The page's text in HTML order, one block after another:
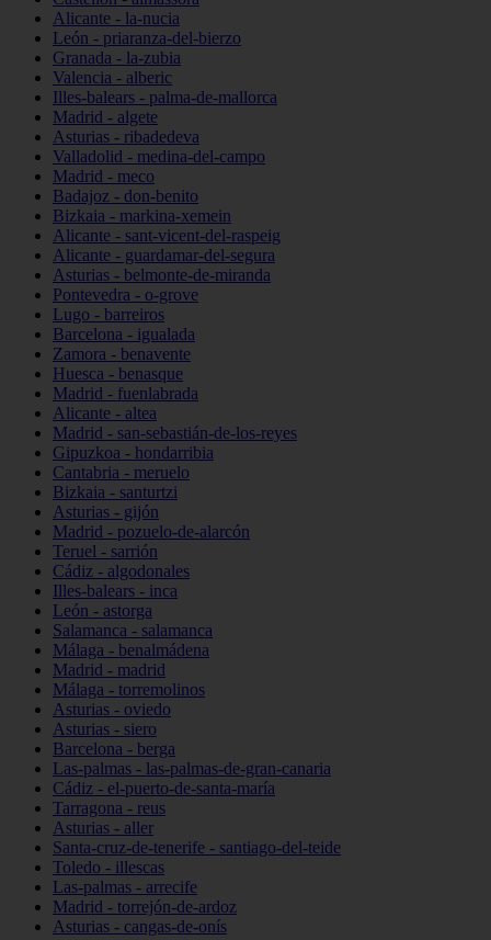
Alicante - la-nucia
León - priaranza-del-bierzo
Granada - la-zubia
Valencia - alberic
Illes-balears - palma-de-mallorca
Madrid - algete
Asturias - ribadedeva
Valladolid - medina-del-campo
Madrid - meco
Badajoz - don-benito
Bizkaia - markina-xemein
Alicante - sant-vicent-del-raspeig
Alicante - guardamar-del-segura
Asturias - belmonte-de-miranda
Pontevedra - o-grove
Lugo - barreiros
Barcelona - igualada
Zamora - benavente
Huesca - benasque
Madrid - fuenlabrada
Alicante - altea
Madrid - san-sebastián-de-los-reyes
Gipuzkoa - hondarribia
Cantabria - meruelo
Bizkaia - santurtzi
Asturias - gijón
Madrid - pozuelo-de-alarcón
Teruel - sarrión
Cádiz - algodonales
Illes-balears - inca
León - astorga
Salamanca - salamanca
Málaga - benalmádena
Madrid - madrid
Málaga - torremolinos
Asturias - oviedo
Asturias - siero
Barcelona - berga
Las-palmas - las-palmas-de-gran-canaria
Cádiz - el-puerto-de-santa-maría
Tarragona - reus
Asturias - aller
Santa-cruz-de-tenerife - santiago-del-teide
Toledo - illescas
Las-palmas - arrecife
Madrid - torrejón-de-ardoz
Asturias - cangas-de-onís